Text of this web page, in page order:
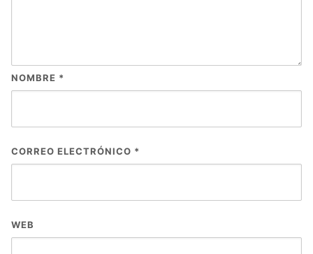
NOMBRE *
CORREO ELECTRÓNICO *
WEB